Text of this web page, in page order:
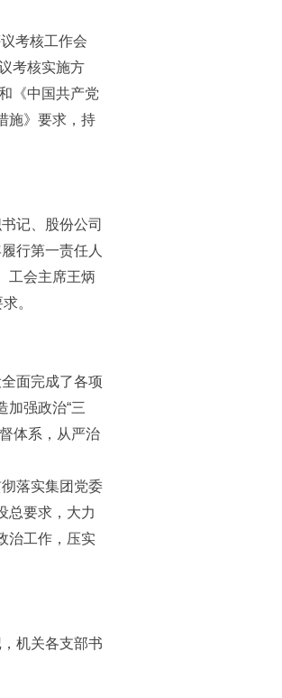
考核工作会
考核实施方
《中国共产党
施》要求，持
记、股份公司
行第一责任人
工会主席王炳
。
面完成了各项
加强政治“三
体系，从严治
落实集团党委
总要求，大力
治工作，压实
机关各支部书